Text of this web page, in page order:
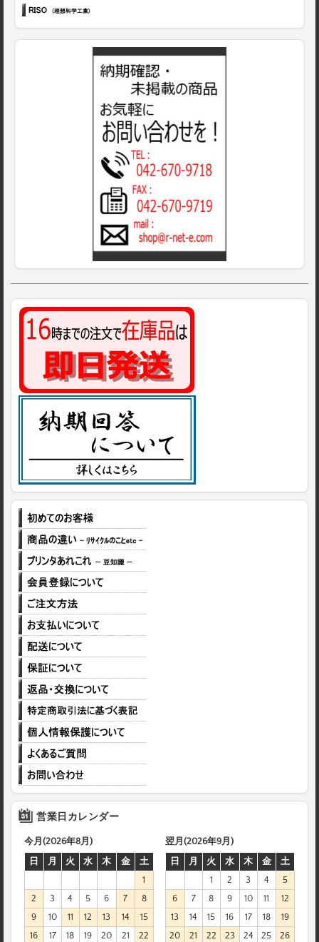
営業日カレンダー
今月(2026年8月)
日
月 火 水 木 金
土
1
2
3 4 5 6 7
8
9
10 11 12 13 14
15
16
17 18 19 20 21
22
翌月(2026年9月)
日
月 火 水 木 金
土
1
2 3 4
5
6
7 8 9 10 11
12
13
14 15 16 17 18
19
20
21 22 23 24 25
26